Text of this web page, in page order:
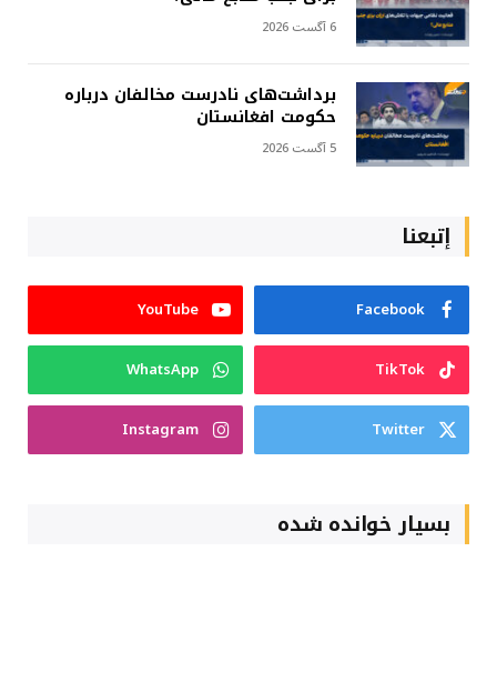
6 آگست 2026
برداشت‌های نادرست مخالفان درباره
حکومت افغانستان
5 آگست 2026
إتبعنا
Facebook
YouTube
TikTok
WhatsApp
Twitter
Instagram
بسیار خوانده شده